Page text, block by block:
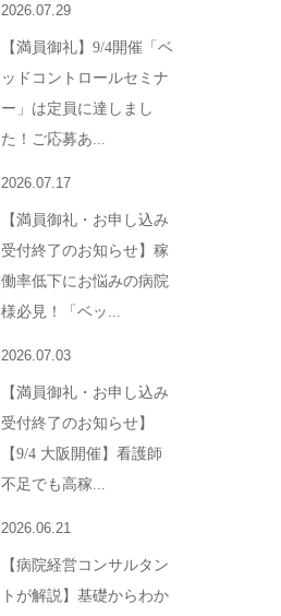
2026.07.29
【満員御礼】9/4開催「ベ
ッドコントロールセミナ
ー」は定員に達しまし
た！ご応募あ...
2026.07.17
【満員御礼・お申し込み
受付終了のお知らせ】稼
働率低下にお悩みの病院
様必見！「ベッ...
2026.07.03
【満員御礼・お申し込み
受付終了のお知らせ】
【9/4 大阪開催】看護師
不足でも高稼...
2026.06.21
【病院経営コンサルタン
トが解説】基礎からわか